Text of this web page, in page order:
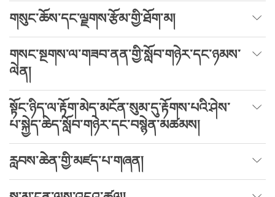
གསུང་ཆོས་དང་ལྗགས་རྩོམ་གྱི་ཐོག་མ།
གསང་སྔགས་ལ་གཟབ་ནན་གྱི་སློབ་གཉེར་དང་ཉམས་
ལེན།
སྟོང་ཉིད་ལ་རྟོག་མེད་མངོན་སུམ་དུ་རྟོགས་པའི་ཤེས་
པ་སྐྱེད་ཆེད་སློབ་གཉེར་དང་བསྙེན་མཚམས།
རླབས་ཆེན་གྱི་མཛད་པ་གཞན།